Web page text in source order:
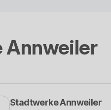
Annweiler
Stadtwerke Annweiler